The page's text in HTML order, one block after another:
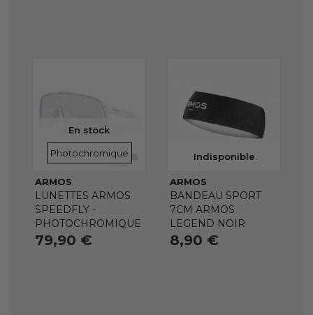
En stock
VERRES
Photochromique
ARMOS
LUNETTES ARMOS
SPEEDFLY -
PHOTOCHROMIQUE
79,90 €
Indisponible
ARMOS
BANDEAU SPORT
7CM ARMOS
LEGEND NOIR
8,90 €